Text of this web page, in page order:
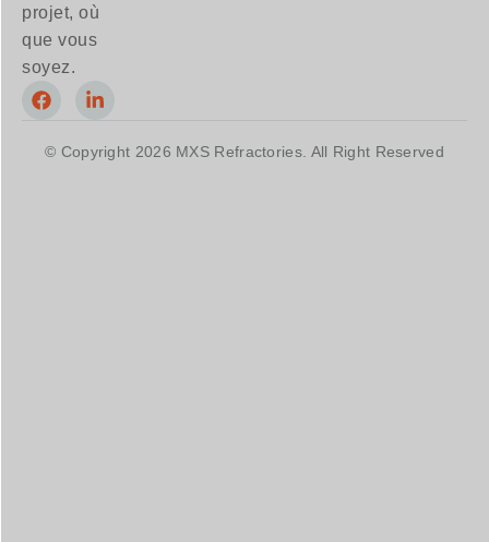
projet, où
que vous
soyez.
© Copyright 2026 MXS Refractories. All Right Reserved